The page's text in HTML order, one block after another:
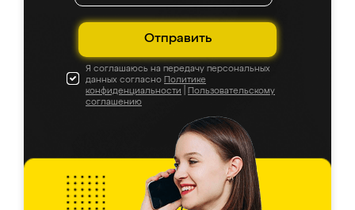
Отправить
Я соглашаюсь на передачу персональных
данных согласно Политике
конфиденциальности
Пользовательскому
соглашению